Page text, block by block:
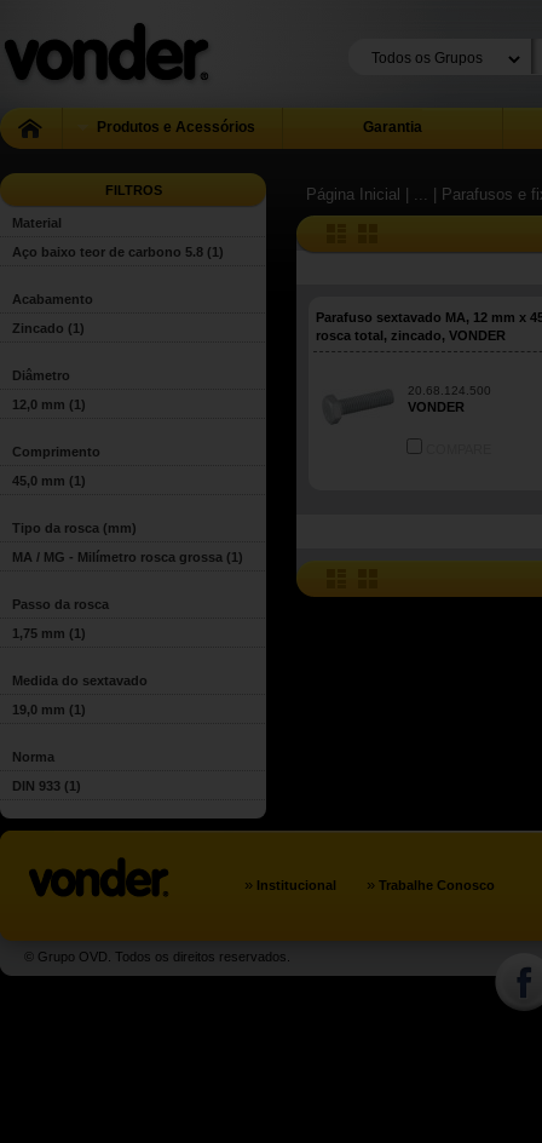
Produtos e Acessórios Garantia
FILTROS
Material
Aço baixo teor de carbono 5.8 (1)
Acabamento
Zincado (1)
Diâmetro
12,0 mm (1)
Comprimento
45,0 mm (1)
Tipo da rosca (mm)
MA / MG - Milímetro rosca grossa (1)
Passo da rosca
1,75 mm (1)
Medida do sextavado
19,0 mm (1)
Norma
DIN 933 (1)
Página Inicial | ... | Parafusos e
Parafuso sextavado MA, 12 mm x
rosca total, zincado, VONDER
20.68.124.500
VONDER
» Institucional » Trabalhe Conosco
© Grupo OVD. Todos os direitos reservados.